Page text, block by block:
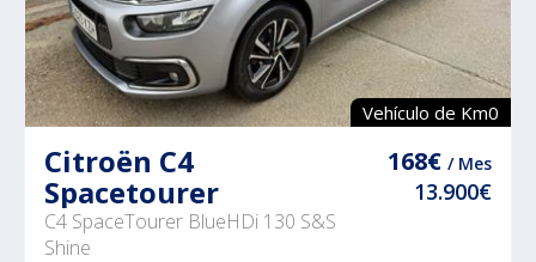
Vehículo de Km0
Citroën C4
Spacetourer
C4 SpaceTourer BlueHDi 130 S&S
Shine
168€ / Mes
13.900€